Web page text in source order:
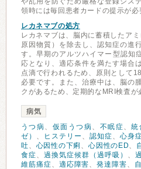
領時には毎回患者カードの提示が必
レカネマブの処方
レカネマブは、脳内に蓄積したア
原因物質）を除去し、認知症の進
す。早期のアルツハイマー型認知
応となり、適応条件を満たす場合
点滴で行われるため、原則として
必要です。また、治療中は、脳の
クがあるため、定期的なMRI検査が
病気
うつ病、 仮面うつ病、 不眠症、統
ゼ） 、 ヒステリー 、 認知症、 心身
吐、 心因性の下痢 、 心因性のED、
食症、 過換気症候群（過呼吸） 、
維筋痛症、 適応障害、発達障害、